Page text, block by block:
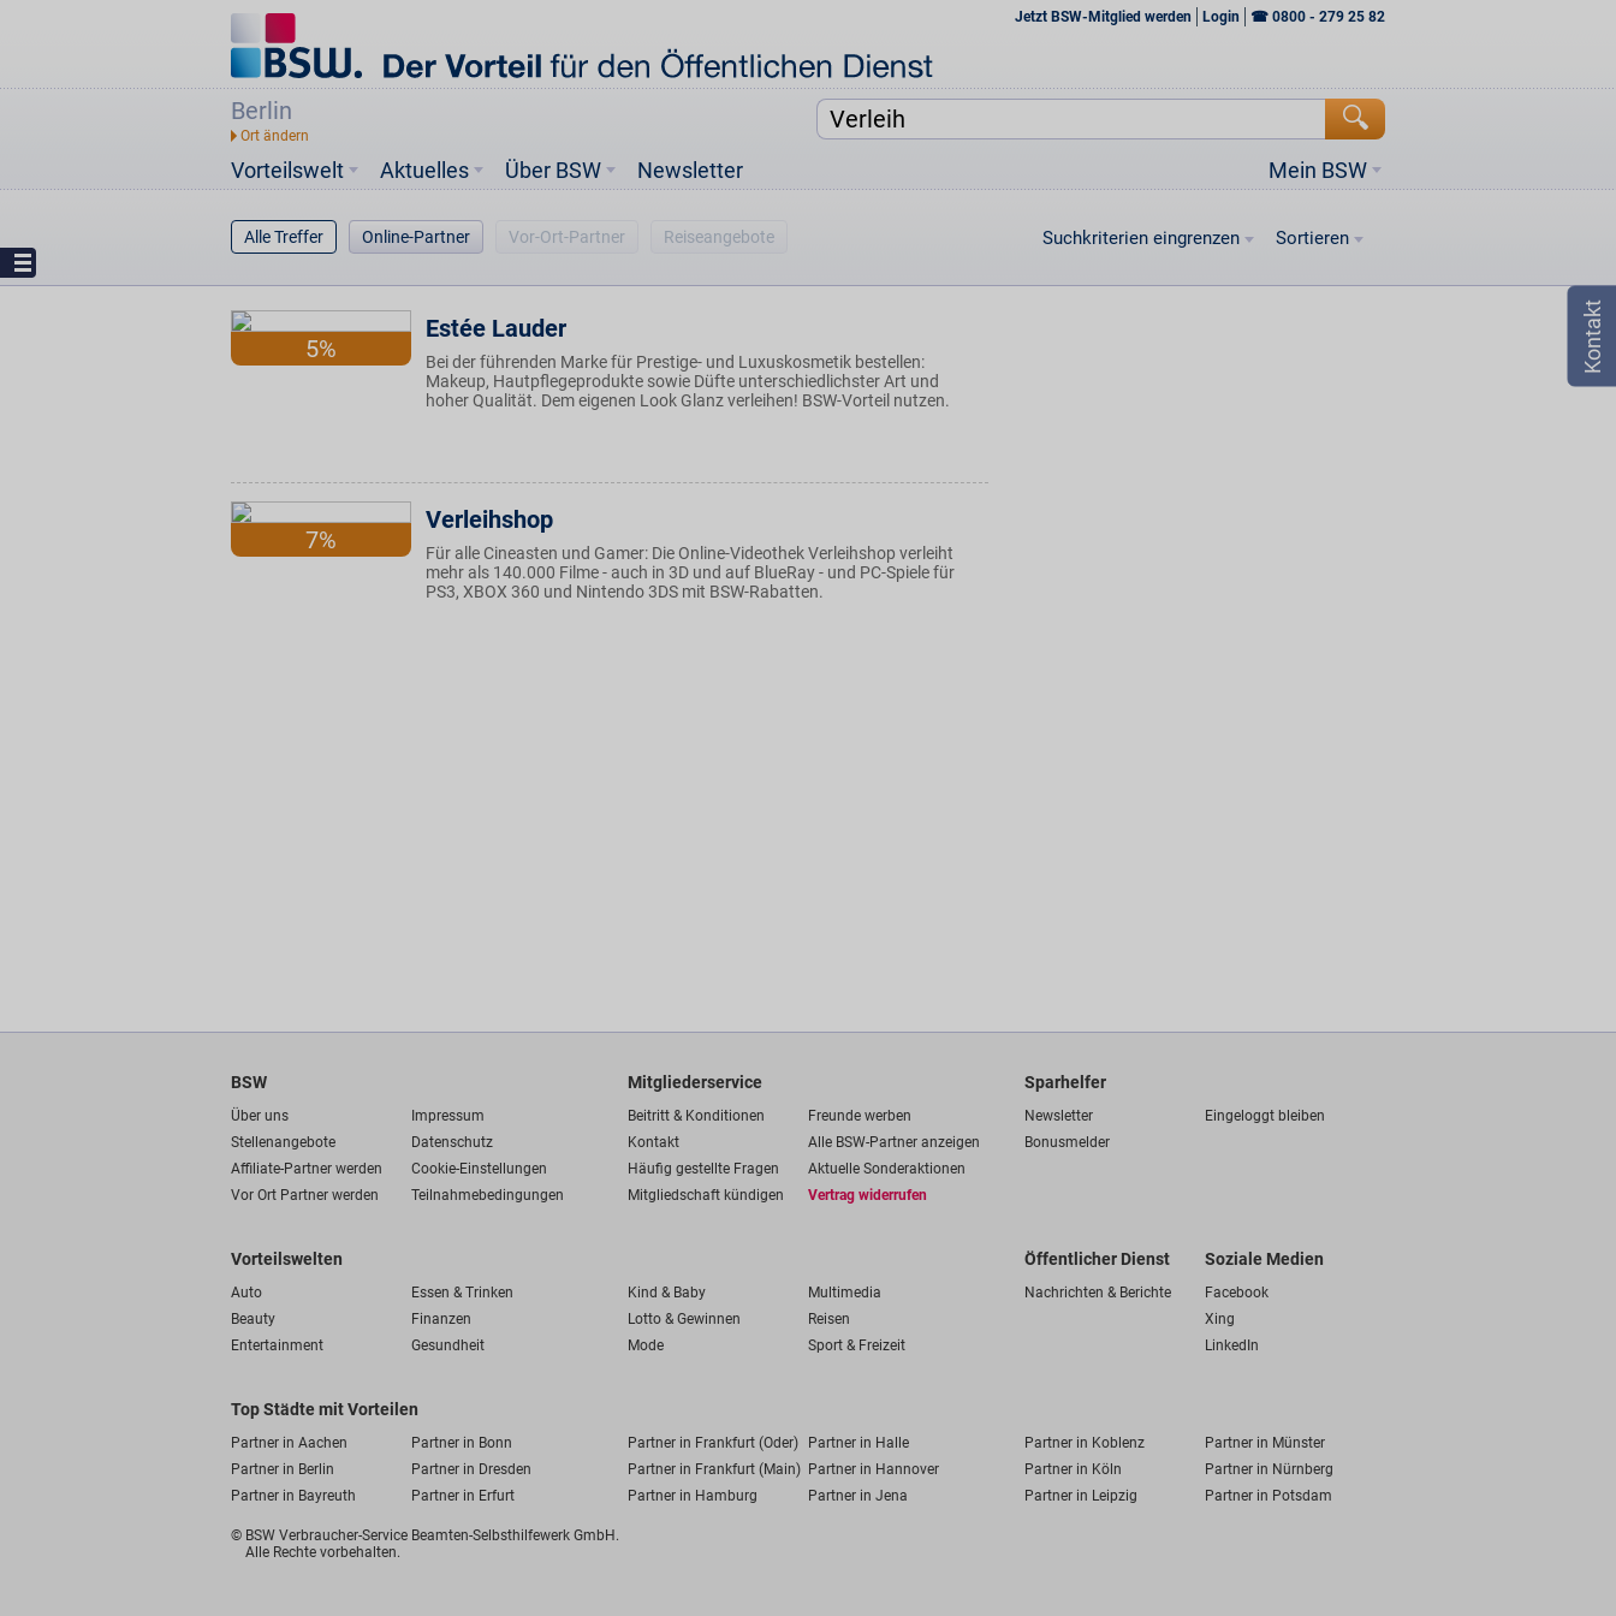
Jetzt BSW-Mitglied werden Login ☎ 0800 - 279 25 82
Berlin
Vorteilswelt Mein BSW
Aktuelles Über BSW Newsletter
Alle Treffer Online-Partner Vor-Ort-Partner Reiseangebote Suchkriterien eingrenzen Sortieren
5%
Estée Lauder
Bei der führenden Marke für Prestige- und Luxuskosmetik bestellen:
Makeup, Hautpflegeprodukte sowie Düfte unterschiedlichster Art und
hoher Qualität. Dem eigenen Look Glanz verleihen! BSW-Vorteil nutzen.
7%
Verleihshop
Für alle Cineasten und Gamer: Die Online-Videothek Verleihshop verleiht
mehr als 140.000 Filme - auch in 3D und auf BlueRay - und PC-Spiele für
PS3, XBOX 360 und Nintendo 3DS mit BSW-Rabatten.
BSW
Über uns
Impressum
Stellenangebote
Datenschutz
Affiliate-Partner werden
Cookie-Einstellungen
Vor Ort Partner werden
Teilnahmebedingungen
Mitgliederservice
Beitritt & Konditionen
Freunde werben
Kontakt
Alle BSW-Partner anzeigen
Häufig gestellte Fragen
Aktuelle Sonderaktionen
Mitgliedschaft kündigen
Vertrag widerrufen
Sparhelfer
Newsletter
Eingeloggt bleiben
Bonusmelder
Vorteilswelten
Auto Essen & Trinken Kind & Baby
Multimedia
Beauty
Finanzen Lotto & Gewinnen
Reisen
Entertainment
Gesundheit Mode Sport & Freizeit
Öffentlicher Dienst
Nachrichten & Berichte
Soziale Medien
Facebook
Xing
LinkedIn
Top Städte mit Vorteilen
Partner in Aachen Partner in Bonn Partner in Frankfurt (Oder) Partner in Halle Partner in Koblenz
Partner in Münster
Partner in Berlin
Partner in Dresden Partner in Frankfurt (Main) Partner in Hannover Partner in Köln
Partner in Nürnberg
Partner in Bayreuth
Partner in Erfurt Partner in Hamburg Partner in Jena Partner in Leipzig Partner in Potsdam
© BSW Verbraucher-Service Beamten-Selbsthilfewerk GmbH.
Alle Rechte vorbehalten.